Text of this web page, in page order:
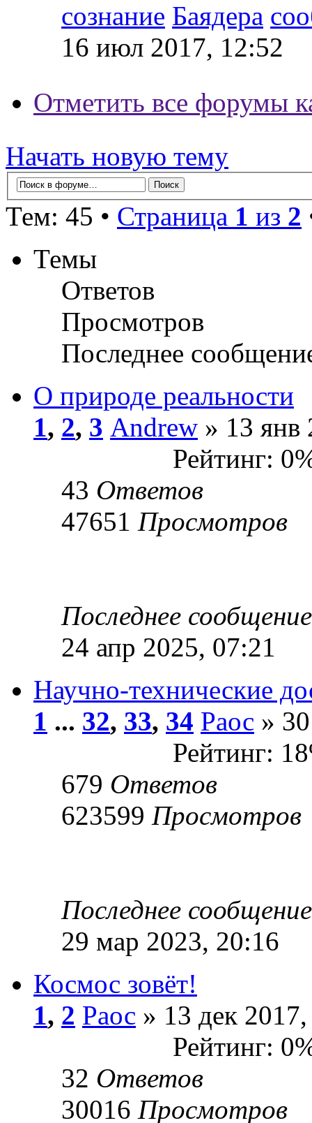
сознание Баядера
16 июл 2017, 12:52
Отметить все форумы
Начать новую тему
Тем: 45 • Страница 1 из 2
Темы
Ответов
Просмотров
Последнее
О природе реальности
1, 2, 3 Andrew » 13 янв
Рейтинг:
43 Ответов
47651 Просмотров
Последнее
24 апр 2025, 07:21
Научно-технические
1 ... 32, 33, 34 Раос »
Рейтинг:
679 Ответов
623599 Просмотров
Последнее
29 мар 2023, 20:16
Космос зовёт!
1, 2 Раос » 13 дек
Рейтинг:
32 Ответов
30016 Просмотров